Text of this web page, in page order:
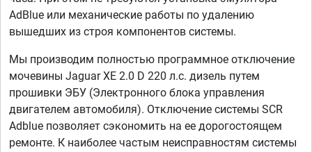
AdBlue или механические работы по удалению
вышедших из строя компонентов системы.
Мы производим полностью программное отключение
мочевины Jaguar XE 2.0 D 220 л.с. дизель путем
прошивки ЭБУ (Электронного блока управления
двигателем автомобиля). Отключение системы SCR
Adblue позволяет сэкономить на ее дорогостоящем
ремонте. К наиболее частым неисправностям системы